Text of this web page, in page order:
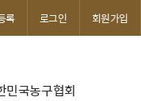
민국농구협회
록 로그인 회원가입